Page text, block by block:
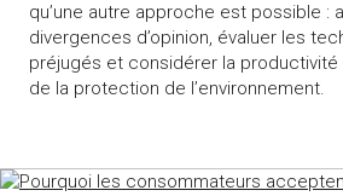
qu’une autre approche est possible :
divergences d’opinion, évaluer les
préjugés et considérer la productivité
de la protection de l’environnement.